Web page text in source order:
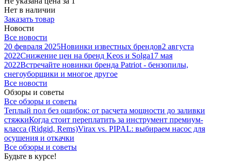
Нет в наличии
Заказать товар
Новости
Все новости
20 февраля 2025Новинки известных брендов2 августа
2022Снижение цен на бренд Keos и Solga17 мая
2022Встречайте новинки бренда Patriot - бензопилы,
снегоуборщики и многое другое
Все новости
Обзоры и советы
Все обзоры и советы
Теплый пол без ошибок: от расчета мощности до заливки
стяжкиКогда стоит переплатить за инструмент премиум-
класса (Ridgid, Rems)Virax vs. PIPAL: выбираем насос для
осушения и откачки
Все обзоры и советы
Будьте в курсе!